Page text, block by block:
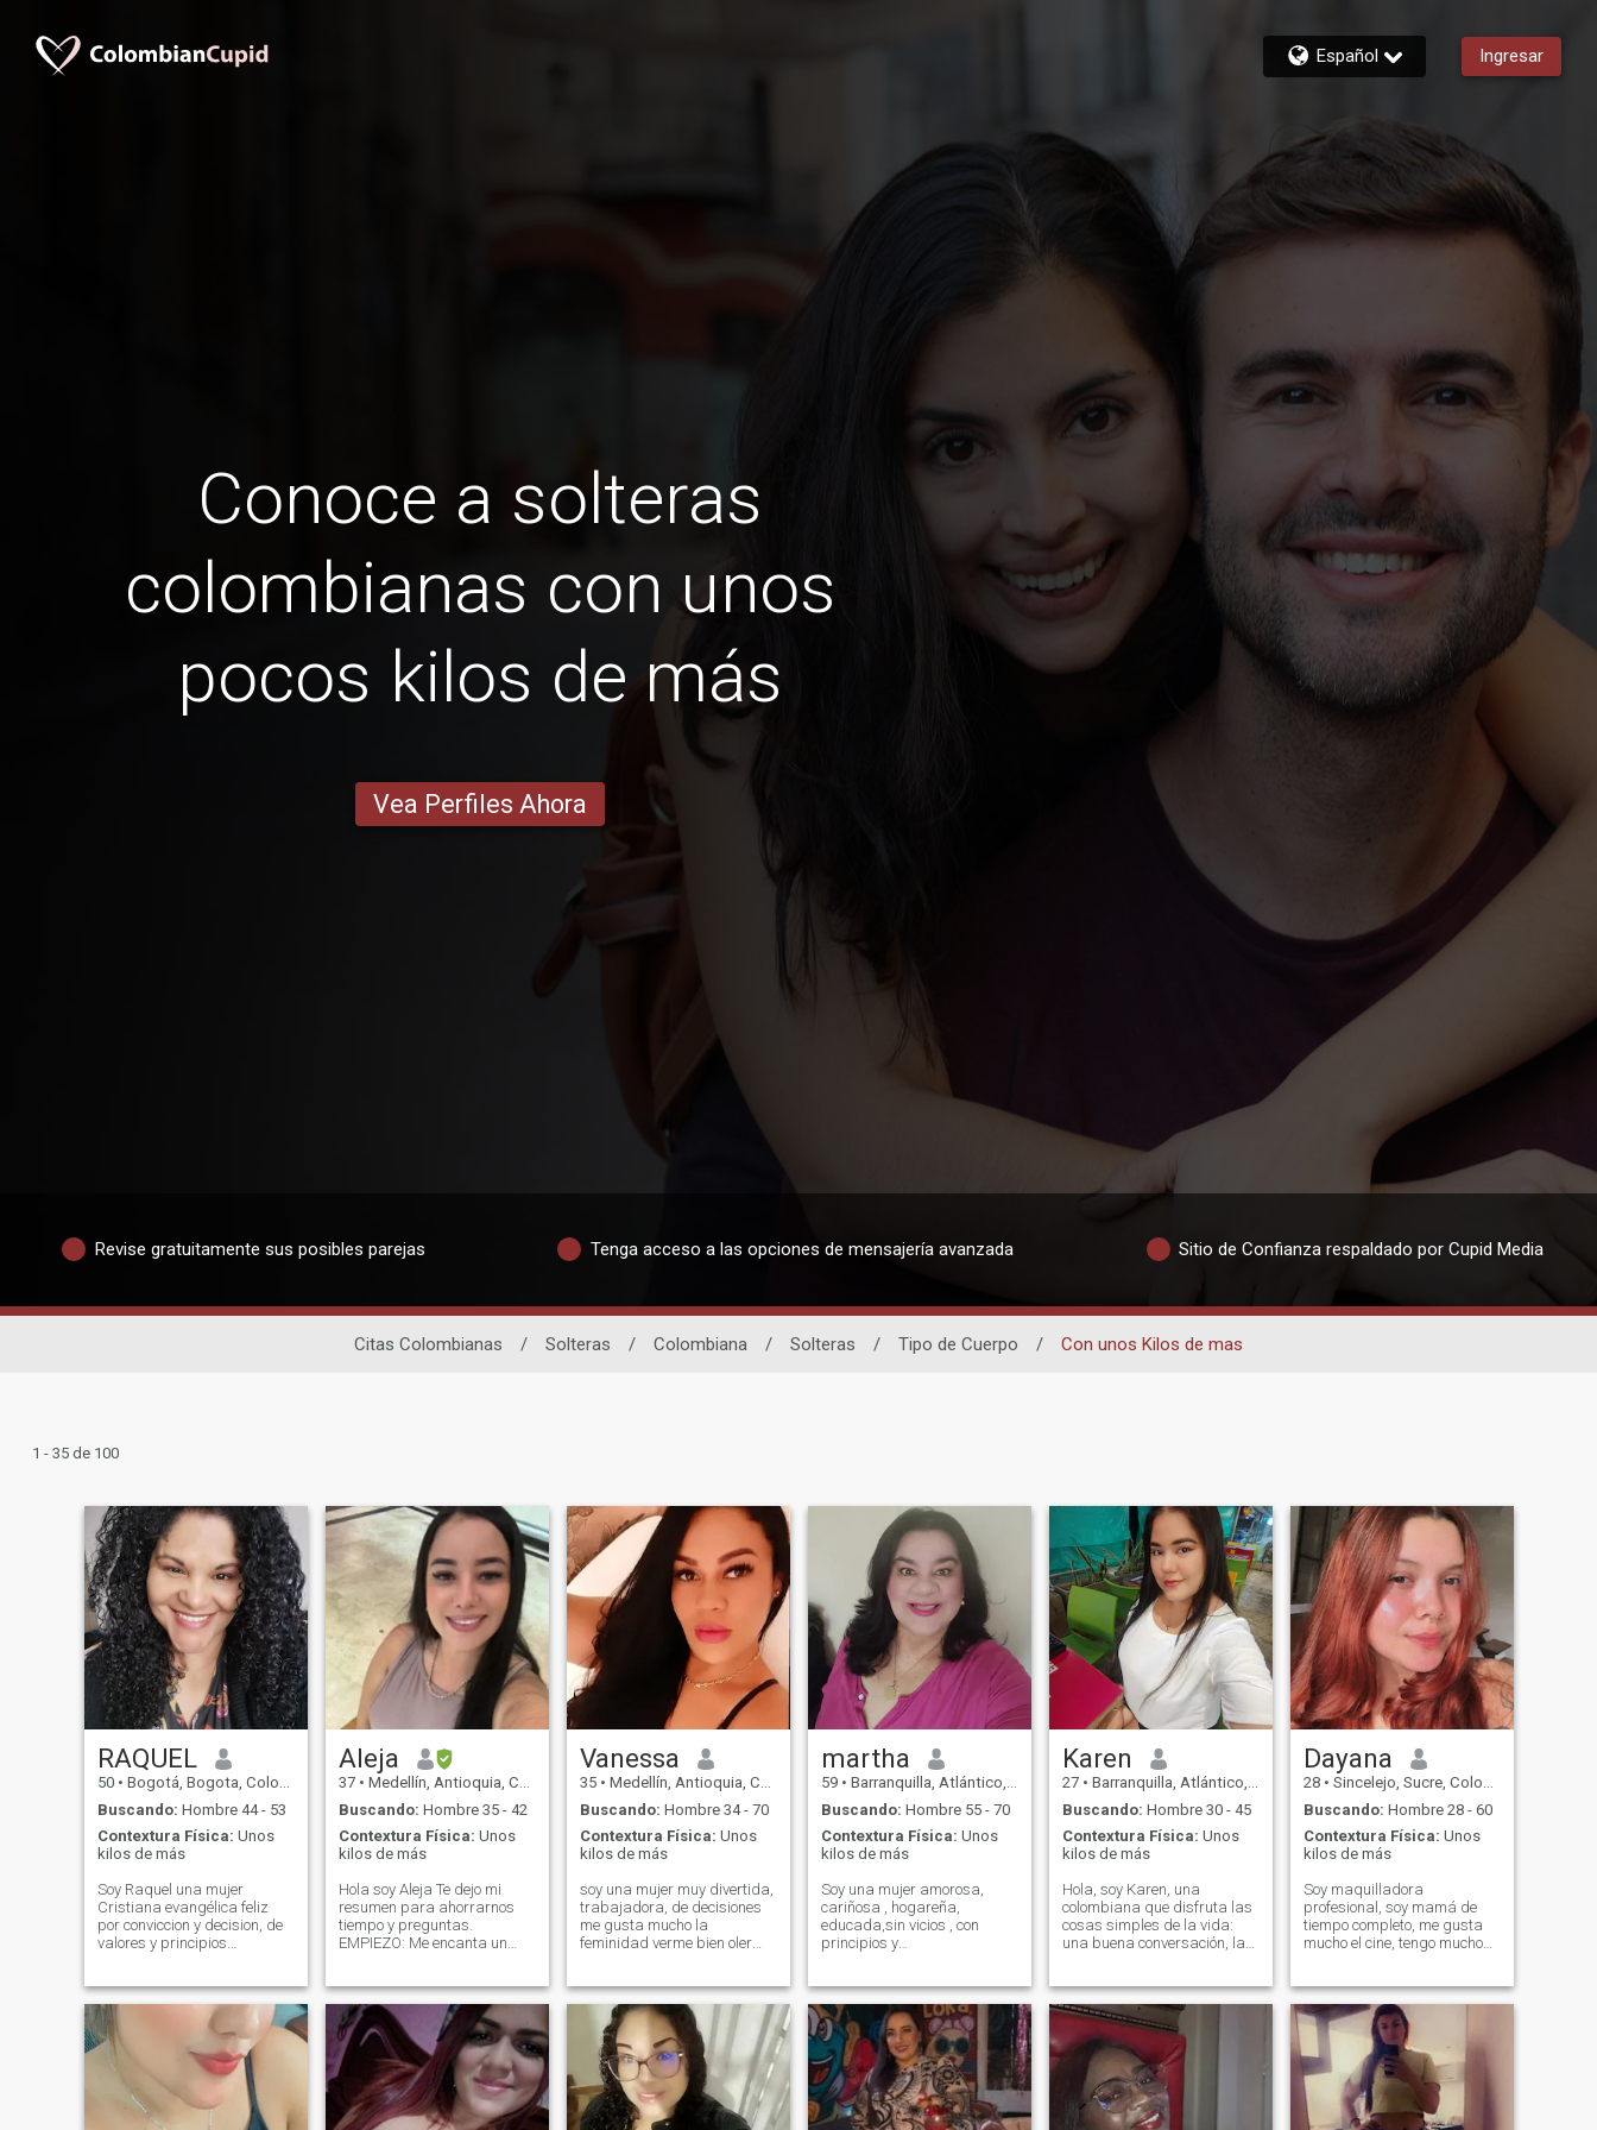
Español Ingresar
Conoce a solteras
colombianas con unos
pocos kilos de más
Vea Perfiles Ahora
Revise gratuitamente sus posibles parejas Tenga acceso a las opciones de mensajería avanzada Sitio de Confianza respaldado por Cupid Media
Citas Colombianas / Solteras / Colombiana / Solteras / Tipo de Cuerpo / Con unos Kilos de mas
1 - 35 de 100
RAQUEL
50 • Bogotá, Bogota, Colombia
Buscando: Hombre 44 - 53
Contextura Física: Unos
kilos de más
Soy Raquel una mujer
Cristiana evangélica feliz
por conviccion y decision, de
valores y principios
Adoradora, diseñadora,
artísta, líder y docente
totalmente convencida
agradececida por la vida y lo
que el Señor me ha permitido
ser. Si no eres Cristiano, un
genuino seguidor y servidor
que ama al Señor Jesus, su
Aleja
37 • Medellín, Antioquia, Colombia
Buscando: Hombre 35 - 42
Contextura Física: Unos
kilos de más
Hola soy Aleja Te dejo mi
resumen para ahorrarnos
tiempo y preguntas.
EMPIEZO: Me encanta un
hola (delete), no me gustan
las preguntas tras
preguntas no me
interrogues, me encanta
conversar. Vivo en Medellín,
me encantan los viajes,
escuchar musical, leer, comer
helados, gimnasio, me gusta
Vanessa
35 • Medellín, Antioquia, Colombia
Buscando: Hombre 34 - 70
Contextura Física: Unos
kilos de más
soy una mujer muy divertida,
trabajadora, de decisiones
me gusta mucho la
feminidad verme bien oler
hombre que me mantenga
naaaada de eso,soy muy
independiente. madura. en
cuanto a la pagina soy
nueva y dispuesta a darme
a conocer y si llega ese
principe que me enamore lo
hare el ser mas feliz
martha
59 • Barranquilla, Atlántico, Colombia
Buscando: Hombre 55 - 70
Contextura Física: Unos
kilos de más
Soy una mujer amorosa,
cariñosa , hogareña,
educada,sin vicios , con
principios y
gusta lo sitio ruidosos,me
gusta la tranquilidad,viajar
cuando puedo ,conocer
diferentes
culturas,Leer.Segura de si
misma.
Karen
27 • Barranquilla, Atlántico, Colombia
Buscando: Hombre 30 - 45
Contextura Física: Unos
kilos de más
Hola, soy Karen, una
colombiana que disfruta las
cosas simples de la vida:
una buena conversación, la
alegran el día. Soy una
persona cariñosa, con
sentido del humor y me
gusta hacer reír a quienes
Dayana
28 • Sincelejo, Sucre, Colombia
Buscando: Hombre 28 - 60
Contextura Física: Unos
kilos de más
Soy maquilladora
profesional, soy mamá de
tiempo completo, me gusta
mucho el cine, tengo muchos
de persona Me gusta mucho
la buena comida, me gusta
cocinar, soy organizada, soy
leal, respetuo